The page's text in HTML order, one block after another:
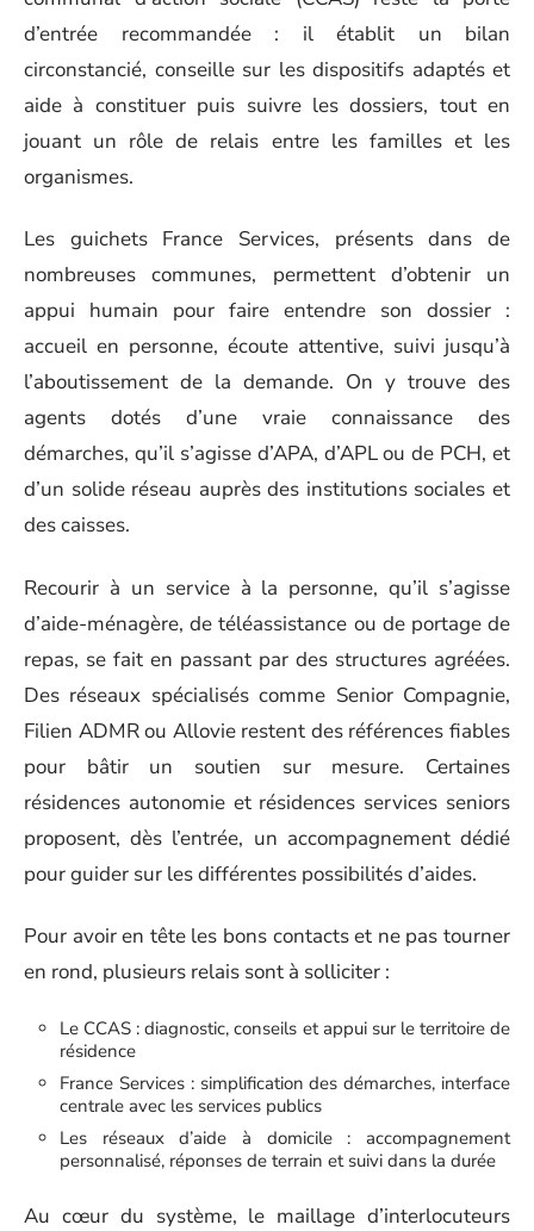
d’entrée recommandée : il établit un bilan
circonstancié, conseille sur les dispositifs adaptés et
aide à constituer puis suivre les dossiers, tout en
jouant un rôle de relais entre les familles et les
organismes.
Les guichets France Services, présents dans de
nombreuses communes, permettent d’obtenir un
appui humain pour faire entendre son dossier :
accueil en personne, écoute attentive, suivi jusqu’à
l’aboutissement de la demande. On y trouve des
agents dotés d’une vraie connaissance des
démarches, qu’il s’agisse d’APA, d’APL ou de PCH, et
d’un solide réseau auprès des institutions sociales et
des caisses.
Recourir à un service à la personne, qu’il s’agisse
d’aide-ménagère, de téléassistance ou de portage de
repas, se fait en passant par des structures agréées.
Des réseaux spécialisés comme Senior Compagnie,
Filien ADMR ou Allovie restent des références fiables
pour bâtir un soutien sur mesure. Certaines
résidences autonomie et résidences services seniors
proposent, dès l’entrée, un accompagnement dédié
pour guider sur les différentes possibilités d’aides.
Pour avoir en tête les bons contacts et ne pas tourner
en rond, plusieurs relais sont à solliciter :
Le CCAS : diagnostic, conseils et appui sur le territoire de
résidence
France Services : simplification des démarches, interface
centrale avec les services publics
Les réseaux d’aide à domicile : accompagnement
personnalisé, réponses de terrain et suivi dans la durée
Au cœur du système, le maillage d’interlocuteurs